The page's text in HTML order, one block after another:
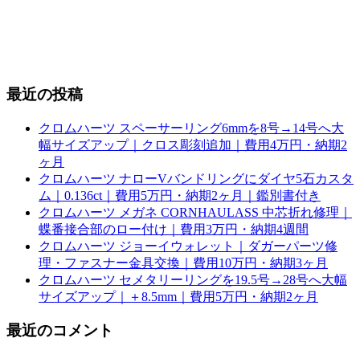
最近の投稿
クロムハーツ スペーサーリング6mmを8号→14号へ大
幅サイズアップ｜クロス彫刻追加｜費用4万円・納期2
ヶ月
クロムハーツ ナローVバンドリングにダイヤ5石カスタ
ム｜0.136ct｜費用5万円・納期2ヶ月｜鑑別書付き
クロムハーツ メガネ CORNHAULASS 中芯折れ修理｜
蝶番接合部のロー付け｜費用3万円・納期4週間
クロムハーツ ジョーイウォレット｜ダガーパーツ修
理・ファスナー金具交換｜費用10万円・納期3ヶ月
クロムハーツ セメタリーリングを19.5号→28号へ大幅
サイズアップ｜＋8.5mm｜費用5万円・納期2ヶ月
最近のコメント